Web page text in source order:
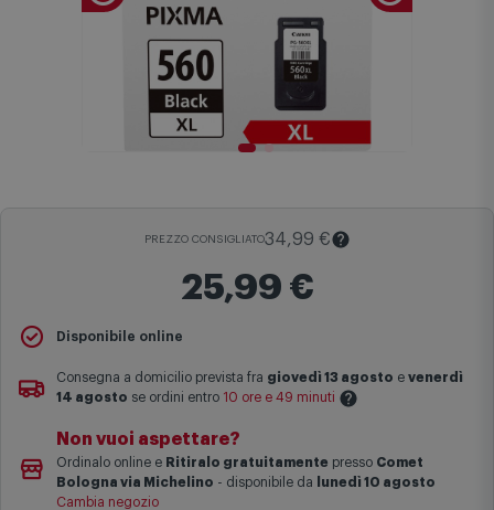
PREZZO CONSIGLIATO34,99 €
25,99 €
Il Prezzo Consigliato
prezzo finale di vendita anche in assenza di sconti.
Disponibile online
Consegna a domicilio prevista fra giovedì 13 agosto e venerdì
14 agosto se ordini entro 10 ore e 49 minuti
Le date previste per la consegna sono una stima approssimativa
basata sulle statistiche di consegna in possesso di Comet.
I tempi di consegna effettivi potrebbero variare in situazioni
Non vuoi aspettare?
Ordinalo online e Ritiralo gratuitamente presso Comet
Bologna via Michelino - disponibile da
lunedì 10 agosto
Cambia negozio